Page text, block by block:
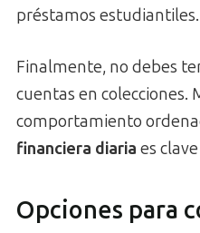
préstamos estudiantiles.
Finalmente, no debes
cuentas en colecciones.
comportamiento
financiera diaria es
Opciones para